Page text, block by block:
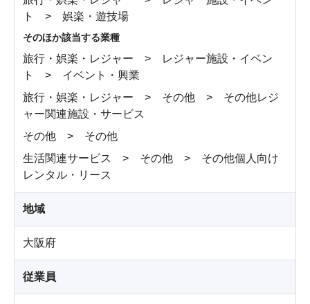
ト > 娯楽・遊技場
そのほか該当する業種
旅行・娯楽・レジャー > レジャー施設・イベン
ト > イベント・興業
旅行・娯楽・レジャー > その他 > その他レジ
ャー関連施設・サービス
その他 > その他
生活関連サービス > その他 > その他個人向け
レンタル・リース
地域
大阪府
従業員